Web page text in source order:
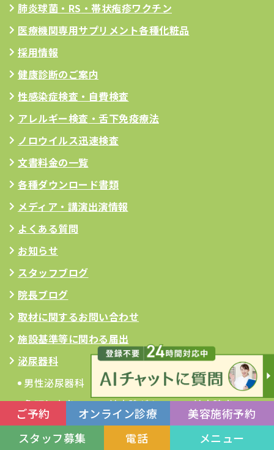
肺炎球菌・RS ・帯状疱疹ワクチン
医療機関専用サプリメント各種化粧品
採用情報
健康診断のご案内
性感染症検査・自費検査
アレルギー検査 ・舌下免疫療法
ノロウイルス迅速検査
文書料金の一覧
各種ダウンロード書類
メディア・講演出演情報
よくある質問
お知らせ
スタッフブログ
院長ブログ
取材に関するお問い合わせ
施設基準等に関わる届出
泌尿器科
男性泌尿器科
女性泌尿器科
小児泌尿器科
亀頭包皮炎
前立腺がん
前立腺炎
前立腺肥大症
尿失禁
尿管結石症
ご予約 オンライン診療
美容施術予約
スタッフ募集
電話 メニュー